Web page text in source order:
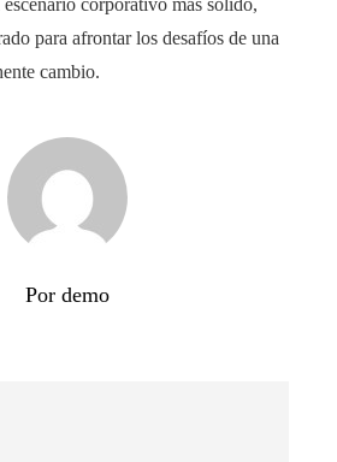
corporativo más sólido,
para afrontar los desafíos de una
cambio.
Por demo